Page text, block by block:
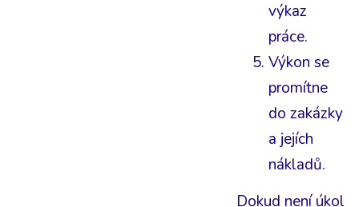
výkaz
práce.
Výkon se
promítne
do zakázky
a jejích
nákladů.
Dokud není úkol